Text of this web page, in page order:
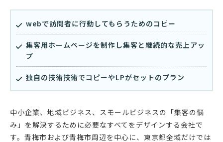
webで訪問者に行動してもらうためのコピー
集客用ホームページを制作し集客と継続的な売上アッ
プ
独自の技術技術でコピーやLPがセットのプラン
中小企業、地域ビジネス、スモールビジネスの「集客の悩
み」を解決するために必要なすべてをデザインする会社で
す。青梅市および青梅市周辺を中心に、東京都全域だけでは